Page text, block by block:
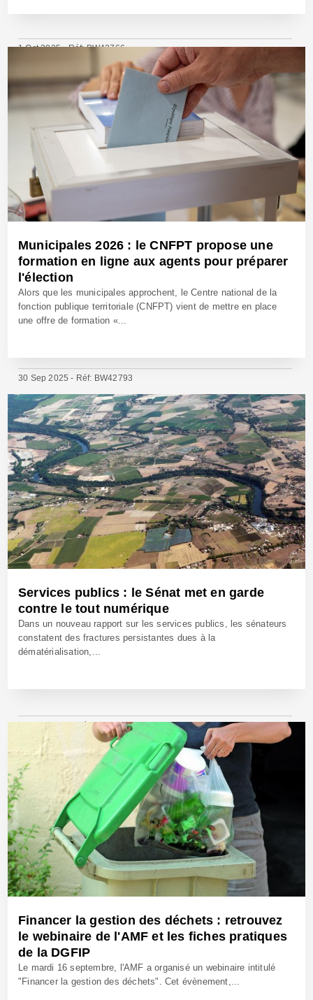
1 Oct 2025 - Réf: BW42766
Municipales 2026 : le CNFPT propose une
formation en ligne aux agents pour préparer
l'élection
Alors que les municipales approchent, le Centre national de la
fonction publique territoriale (CNFPT) vient de mettre en place
une offre de formation «...
30 Sep 2025 - Réf: BW42793
Services publics : le Sénat met en garde
contre le tout numérique
Dans un nouveau rapport sur les services publics, les sénateurs
constatent des fractures persistantes dues à la
dématérialisation,...
29 Sep 2025 - Réf: BW42789
Financer la gestion des déchets : retrouvez
le webinaire de l'AMF et les fiches pratiques
de la DGFIP
Le mardi 16 septembre, l'AMF a organisé un webinaire intitulé
"Financer la gestion des déchets". Cet évènement,...